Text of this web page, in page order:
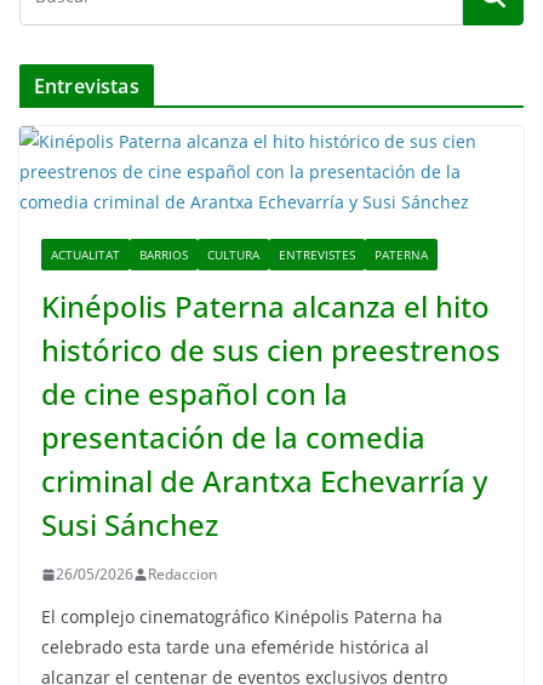
Entrevistas
ACTUALITAT BARRIOS CULTURA ENTREVISTES PATERNA
Kinépolis Paterna alcanza el hito
histórico de sus cien preestrenos
de cine español con la
presentación de la comedia
criminal de Arantxa Echevarría y
Susi Sánchez
26/05/2026 Redaccion
El complejo cinematográfico Kinépolis Paterna ha
celebrado esta tarde una efeméride histórica al
alcanzar el centenar de eventos exclusivos dentro